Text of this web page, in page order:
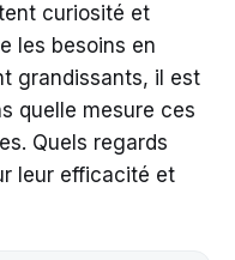
curiosité et
les besoins en
grandissants, il est
quelle mesure ces
Quels regards
leur efficacité et